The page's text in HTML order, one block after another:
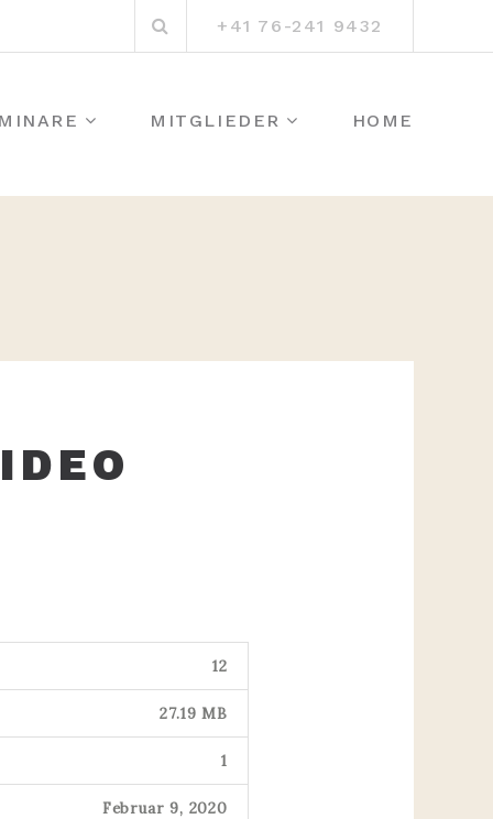
nach:
+41 76-241 9432
MITGLIEDER HOME
12
27.19 MB
1
Februar 9, 2020